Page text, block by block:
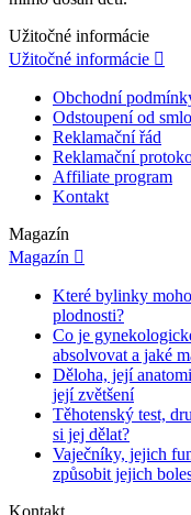
Užitočné informácie
Užitočné informácie 
Obchodní
Odstoupení od
Reklamační řád
Reklamační
Affiliate program
Kontakt
Magazín
Magazín 
Které bylinky
plodnosti?
Co je
absolvovat a jaké
Děloha, její
její zvětšení
Těhotenský test,
si jej dělat?
Vaječníky, jejich
způsobit jejich
Kontakt